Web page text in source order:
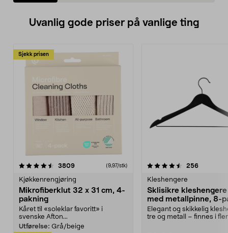
Uvanlig gode priser på vanlige ting
Sjekk prisen
3809anmeldelser(9,97/stk)
Kjøkkenrengjøring
Mikrofiberklut 32 x 31 cm, 4-
pakning
Kåret til «soleklar favoritt» i
svenske Afton...
Utførelse: Grå/beige
4.5av 5 stjerner 256
Kleshengere
Sklisikre
med metallpinne, 8-
Elegant og skikkelig
tre og metall – finnes i
4.5av 5 stjerner